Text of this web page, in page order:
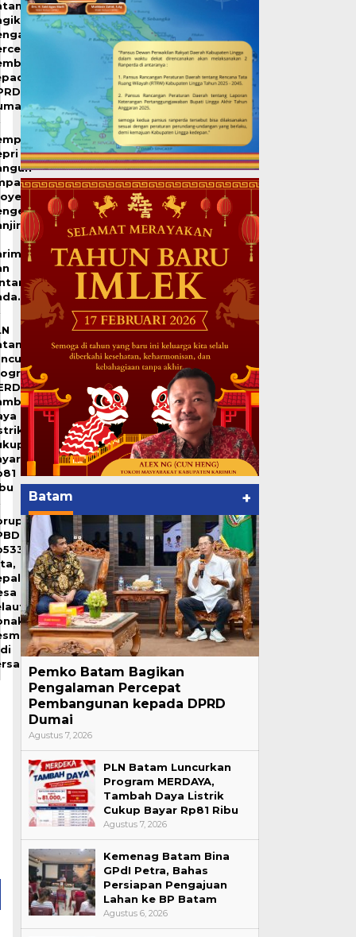
Batam +
Pemko Batam Bagikan
Pengalaman Percepat
Pembangunan kepada DPRD
Dumai
Agustus 7, 2026
PLN Batam Luncurkan
Program MERDAYA,
Tambah Daya Listrik
Cukup Bayar Rp81 Ribu
Agustus 7, 2026
Kemenag Batam Bina
GPdI Petra, Bahas
Persiapan Pengajuan
Lahan ke BP Batam
Agustus 6, 2026